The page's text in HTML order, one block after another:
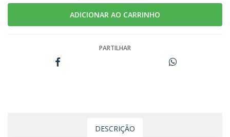
PARTILHAR
DESCRIÇÃO